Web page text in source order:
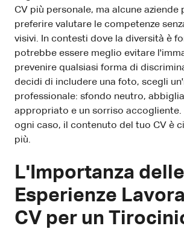
CV più personale, ma alcune aziende
preferire valutare le competenze
visivi. In contesti dove la diversità è
potrebbe essere meglio evitare
prevenire qualsiasi forma di
decidi di includere una foto, scegli
professionale: sfondo neutro,
appropriato e un sorriso accogliente.
ogni caso, il contenuto del tuo CV è
più.
L'Importanza delle
Esperienze
CV per un